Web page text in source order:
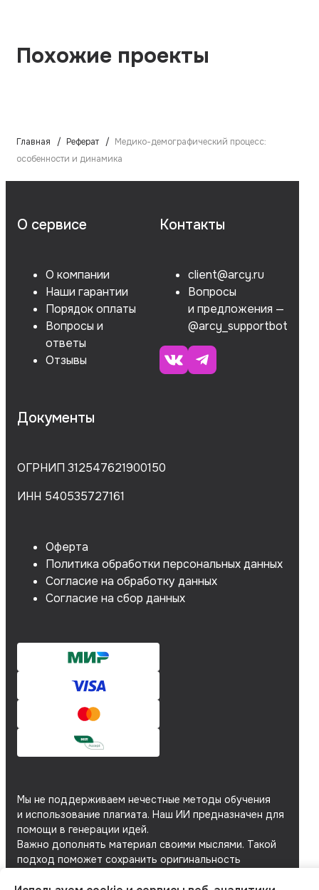
Похожие проекты
Главная Реферат
Медико-демографический процесс:
особенности и динамика
О сервисе
О компании
Наши гарантии
Порядок оплаты
Вопросы и
ответы
Отзывы
Контакты
client@arcy.ru
Вопросы
и предложения —
@arcy_supportbot
Документы
ОГРНИП 312547621900150
ИНН 540535727161
Оферта
Политика обработки персональных данных
Согласие на обработку данных
Согласие на сбор данных
Мы не поддерживаем нечестные методы обучения
и использование плагиата. Наш ИИ предназначен для
помощи в генерации идей.
Важно дополнять материал своими мыслями. Такой
подход поможет сохранить оригинальность